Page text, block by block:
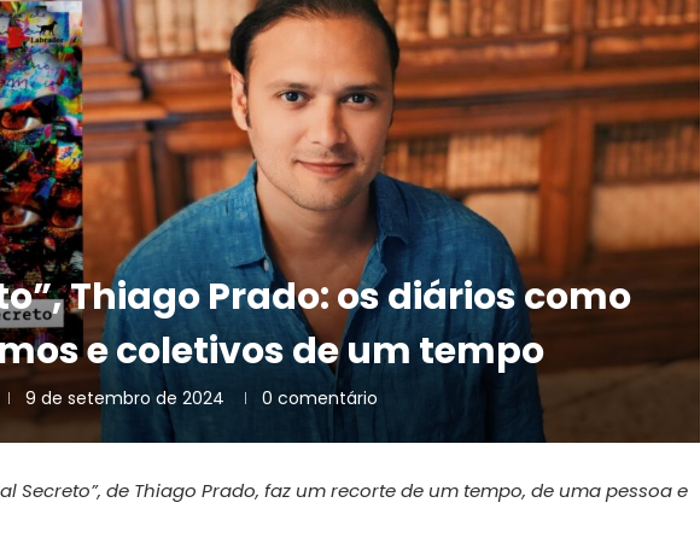
Thiago Prado: os diários como
e coletivos de um tempo
9 de setembro de 2024 0 comentário
Secreto”, de Thiago Prado, faz um recorte de um tempo, de uma pessoa e